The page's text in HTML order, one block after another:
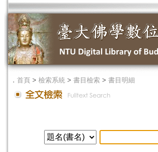
． 首頁 > 檢索系統 > 書目檢索 > 書目明細